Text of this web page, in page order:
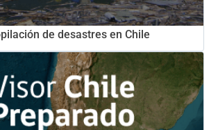
de desastres en Chile